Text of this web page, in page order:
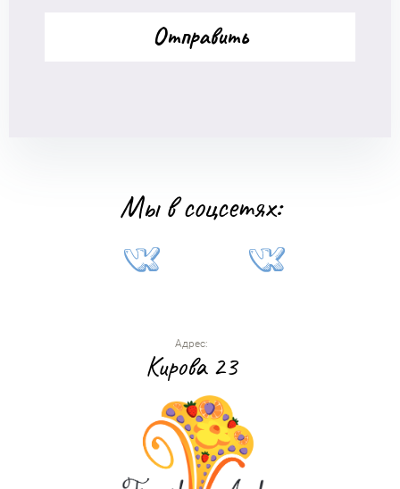
Отправить
Мы в соцсетях:
Адрес:
Кирова 23